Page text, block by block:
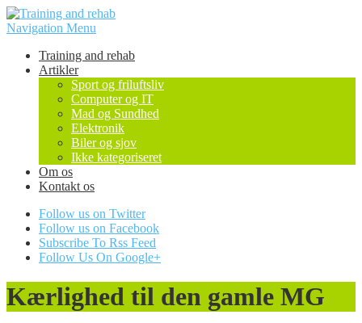
Navigation Menu
Training and rehab
Artikler
Sport og friluftsliv
Computer og IT
Mad og Sundhed
Elektronik
Biler og sjov
Ikke kategoriseret
Om os
Kontakt os
Follow us on Twitter
Follow us on Facebook
Subscribe To Rss Feed
Follow Us On Google+
Kærlighed til den gamle MG